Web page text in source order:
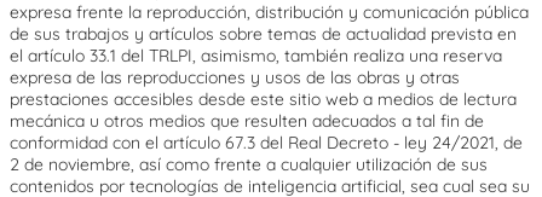
expresa frente la reproducción, distribución y comunicación pública
de sus trabajos y artículos sobre temas de actualidad prevista en
el artículo 33.1 del TRLPI, asimismo, también realiza una reserva
expresa de las reproducciones y usos de las obras y otras
prestaciones accesibles desde este sitio web a medios de lectura
mecánica u otros medios que resulten adecuados a tal fin de
conformidad con el artículo 67.3 del Real Decreto - ley 24/2021, de
2 de noviembre, así como frente a cualquier utilización de sus
contenidos por tecnologías de inteligencia artificial, sea cual sea su